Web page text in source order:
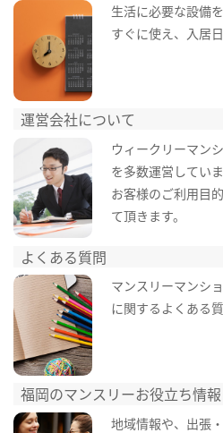
生活に必要な設備
すぐに使え、入居
運営会社について
ウィークリーマン
を多数運営していま
お客様のご利用目
て頂きます。
よくある質問
マンスリーマンシ
に関するよくある
福岡のマンスリーお役立ち情報
地域情報や、出張